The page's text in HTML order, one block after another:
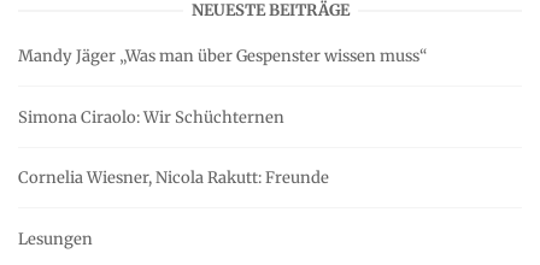
NEUESTE BEITRÄGE
Mandy Jäger „Was man über Gespenster wissen muss“
Simona Ciraolo: Wir Schüchternen
Cornelia Wiesner, Nicola Rakutt: Freunde
Lesungen